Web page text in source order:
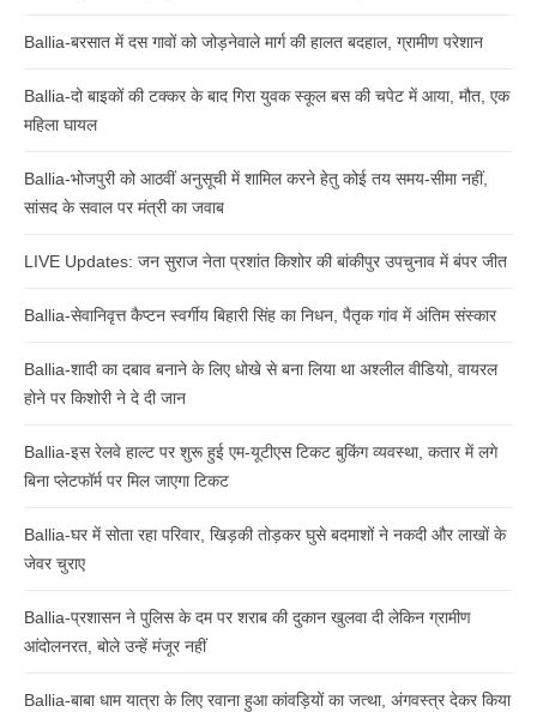
Ballia-बरसात में दस गावों को जोड़नेवाले मार्ग की हालत बदहाल, ग्रामीण परेशान
Ballia-दो बाइकों की टक्कर के बाद गिरा युवक स्कूल बस की चपेट में आया, मौत, एक
महिला घायल
Ballia-भोजपुरी को आठवीं अनुसूची में शामिल करने हेतु कोई तय समय-सीमा नहीं,
सांसद के सवाल पर मंत्री का जवाब
LIVE Updates: जन सुराज नेता प्रशांत किशोर की बांकीपुर उपचुनाव में बंपर जीत
Ballia-सेवानिवृत्त कैप्टन स्वर्गीय बिहारी सिंह का निधन, पैतृक गांव में अंतिम संस्कार
Ballia-शादी का दबाव बनाने के लिए धोखे से बना लिया था अश्लील वीडियो, वायरल
होने पर किशोरी ने दे दी जान
Ballia-इस रेलवे हाल्ट पर शुरू हुई एम-यूटीएस टिकट बुकिंग व्यवस्था, कतार में लगे
बिना प्लेटफॉर्म पर मिल जाएगा टिकट
Ballia-घर में सोता रहा परिवार, खिड़की तोड़कर घुसे बदमाशों ने नकदी और लाखों के
जेवर चुराए
Ballia-प्रशासन ने पुलिस के दम पर शराब की दुकान खुलवा दी लेकिन ग्रामीण
आंदोलनरत, बोले उन्हें मंजूर नहीं
Ballia-बाबा धाम यात्रा के लिए रवाना हुआ कांवड़ियों का जत्था, अंगवस्त्र देकर किया